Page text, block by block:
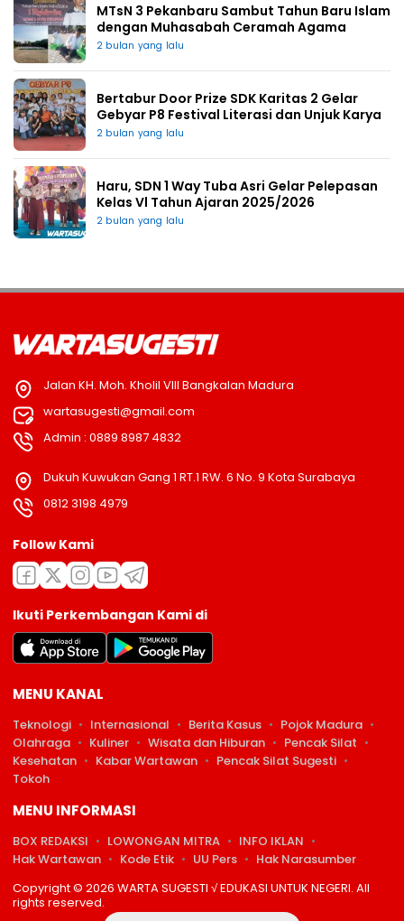
MTsN 3 Pekanbaru Sambut Tahun Baru Islam
dengan Muhasabah Ceramah Agama
2 bulan yang lalu
Bertabur Door Prize SDK Karitas 2 Gelar
Gebyar P8 Festival Literasi dan Unjuk Karya
2 bulan yang lalu
Haru, SDN 1 Way Tuba Asri Gelar Pelepasan
Kelas Vl Tahun Ajaran 2025/2026
2 bulan yang lalu
Jalan KH. Moh. Kholil VIII Bangkalan Madura
wartasugesti@gmail.com
Admin : 0889 8987 4832
Dukuh Kuwukan Gang 1 RT.1 RW. 6 No. 9 Kota Surabaya
0812 3198 4979
Follow Kami
Ikuti Perkembangan Kami di
MENU KANAL
Teknologi Internasional Berita Kasus
Pojok Madura
Olahraga
Kuliner Wisata dan Hiburan
Pencak Silat
Kesehatan
Kabar Wartawan
Pencak Silat Sugesti
Tokoh
MENU INFORMASI
BOX REDAKSI LOWONGAN MITRA
INFO IKLAN
Hak Wartawan
Kode Etik UU Pers
Hak Narasumber
Copyright © 2026 WARTA SUGESTI √ EDUKASI UNTUK NEGERI. All
rights reserved.